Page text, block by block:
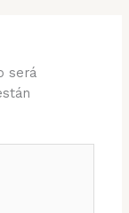
será